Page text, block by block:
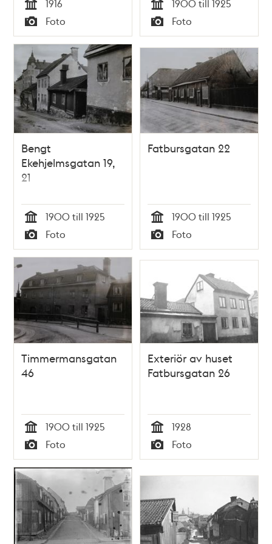
dörröppningen.
Gatan är nu
igenlagd och
uppgår i parken
Bergsgruvan
Tid
1916
Typ
Foto Tid
1900 till 1925
Typ
Foto
Bengt
Ekehjelmsgatan 19,
21
Tid
1900 till 1925
Typ
Foto
Fatbursgatan 22
Tid
1900 till 1925
Typ
Foto
Timmermansgatan
46
Tid
1900 till 1925
Typ
Foto
Exteriör av huset
Fatbursgatan 26
Tid
1928
Typ
Foto